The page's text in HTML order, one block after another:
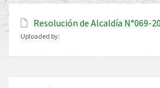
Resolución de Alcaldía N°069-
Uploaded by: